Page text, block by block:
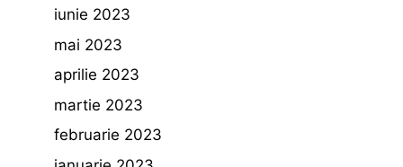
iunie 2023
mai 2023
aprilie 2023
martie 2023
februarie 2023